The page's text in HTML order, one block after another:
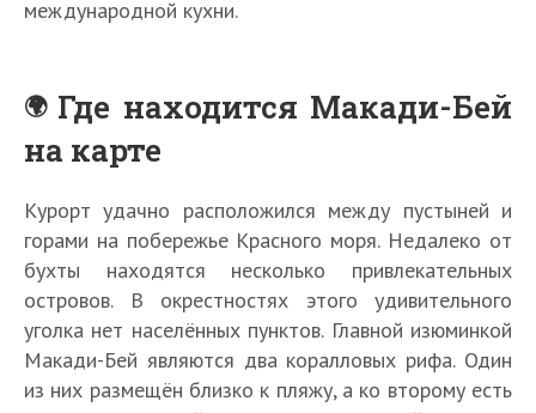
международной кухни.
Где находится Макади-Бей
на карте
Курорт удачно расположился между пустыней и
горами на побережье Красного моря. Недалеко от
бухты находятся несколько привлекательных
островов. В окрестностях этого удивительного
уголка нет населённых пунктов. Главной изюминкой
Макади-Бей являются два коралловых рифа. Один
из них размещён близко к пляжу, а ко второму есть